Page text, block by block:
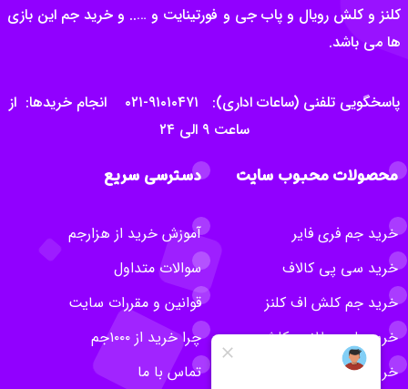
کلنز و کلش رویال و پاب جی و فورتینایت و ….. و خرید جم این بازی
ها می باشد.
پاسخگویی تلفنی (ساعات اداری): ۹۱۰۱۰۴۷۱-۰۲۱ انجام خریدها: از
ساعت ۹ الی ۲۴
محصولات محبوب سایت
خرید جم فری فایر
خرید سی پی کالاف
خرید جم کلش اف کلنز
خرید بلیت طلایی کلش
خرید روبلاکس
دسترسی سریع
آموزش خرید از هزارجم
سوالات متداول
قوانین و مقررات سایت
چرا خرید از ۱۰۰۰جم
تماس با ما